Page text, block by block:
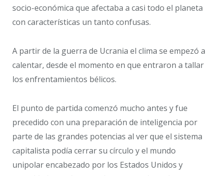
socio-económica que afectaba a casi todo el planeta
con características un tanto confusas.
A partir de la guerra de Ucrania el clima se empezó a
calentar, desde el momento en que entraron a tallar
los enfrentamientos bélicos.
El punto de partida comenzó mucho antes y fue
precedido con una preparación de inteligencia por
parte de las grandes potencias al ver que el sistema
capitalista podía cerrar su círculo y el mundo
unipolar encabezado por los Estados Unidos y